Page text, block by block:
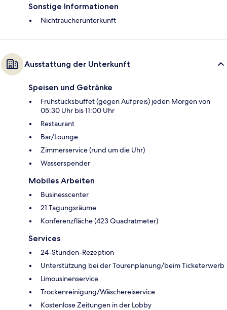
Sonstige Informationen
Nichtraucherunterkunft
Ausstattung der Unterkunft
Speisen und Getränke
Frühstücksbuffet (gegen Aufpreis) jeden Morgen von
05:30 Uhr bis 11:00 Uhr
Restaurant
Bar/Lounge
Zimmerservice (rund um die Uhr)
Wasserspender
Mobiles Arbeiten
Businesscenter
21 Tagungsräume
Konferenzfläche (423 Quadratmeter)
Services
24-Stunden-Rezeption
Unterstützung bei der Tourenplanung/beim Ticketerwerb
Limousinenservice
Trockenreinigung/Wäschereiservice
Kostenlose Zeitungen in der Lobby